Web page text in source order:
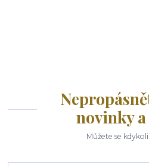
novinky a
Můžete se